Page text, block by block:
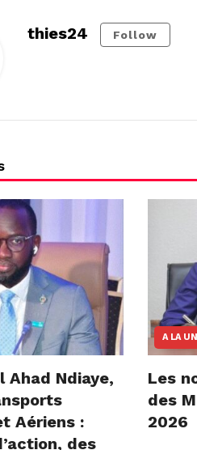
thies24 Follow
Ahad Ndiaye,
Aériens :
des
A LA
Les
des
2026